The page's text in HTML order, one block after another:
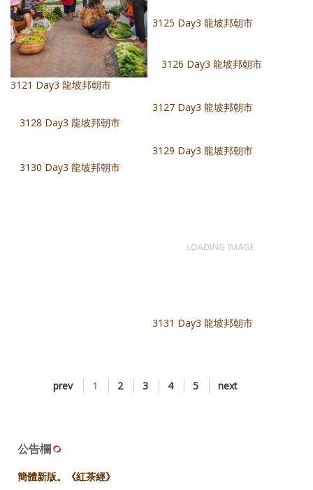
3121 Day3 龍坡邦朝市
3123 Day3 龍坡邦朝市
3124 Day3 龍坡邦朝市
3126 Day3 龍坡邦朝市
3129 Day3 龍坡邦朝市
3130 Day3 龍坡邦朝市
3131 Day3 龍坡邦朝市
prev 1 2 3 4 5 next
公告欄
簡體新版。《紅茶經》